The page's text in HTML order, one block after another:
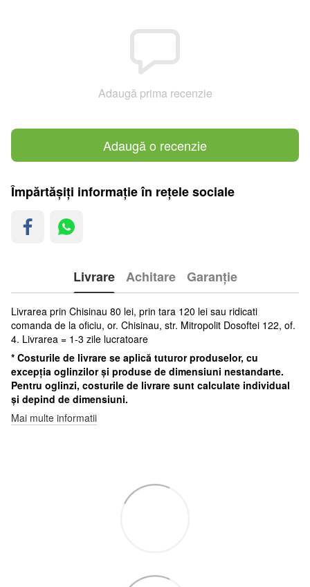
Adaugă prima recenzie
Adaugă o recenzie
Împărtășiți informație în rețele sociale
Livrare Achitare Garanție
Livrarea prin Chisinau 80 lei, prin tara 120 lei sau ridicati
comanda de la oficiu, or. Chisinau, str. Mitropolit Dosoftei 122, of.
4. Livrarea = 1-3 zile lucratoare
* Costurile de livrare se aplică tuturor produselor, cu
excepția oglinzilor și produse de dimensiuni nestandarte.
Pentru oglinzi, costurile de livrare sunt calculate individual
și depind de dimensiuni.
Mai multe informatii